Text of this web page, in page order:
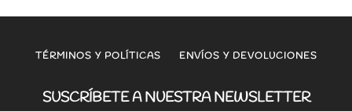
TÉRMINOS Y POLÍTICAS ENVÍOS Y DEVOLUCIONES
SUSCRÍBETE A NUESTRA NEWSLETTER